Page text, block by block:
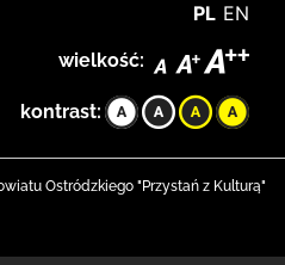
PL EN
wielkość:
kontrast:
Ostródzkiego "Przystań z Kulturą"